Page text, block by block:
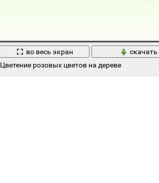
во весь экран
скачать
Цветение розовых цветов на дереве